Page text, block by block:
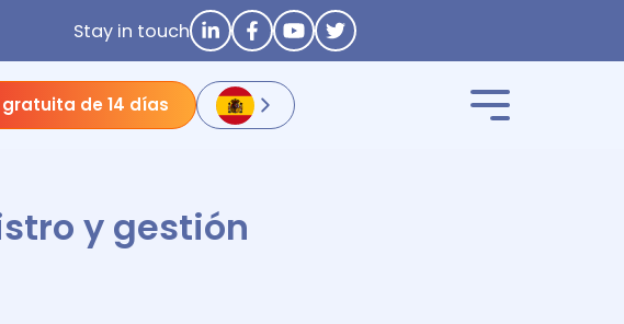
Stay in touch
de 14 días
y gestión